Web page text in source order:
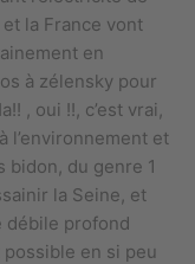
la France vont
en
à zélensky pour
, oui !!, c’est vrai,
l’environnement et
bidon, du genre 1
la Seine, et
débile profond
en si peu